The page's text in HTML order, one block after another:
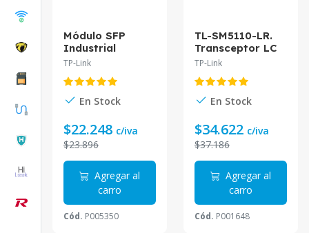
Módulo SFP
Industrial
Omada
1000Base-BX
WDM Bi-
TP-Link
En Stock
$22.248 c/iva
$23.896
Agregar al
carro
Cód. P005350
TL-SM5110-LR.
Transceptor LC
10GBase-LR
con switch con
puertos 10G
SG34
TP-Link
En Stock
$34.622 c/iva
$37.186
Agregar al
carro
Cód. P001648